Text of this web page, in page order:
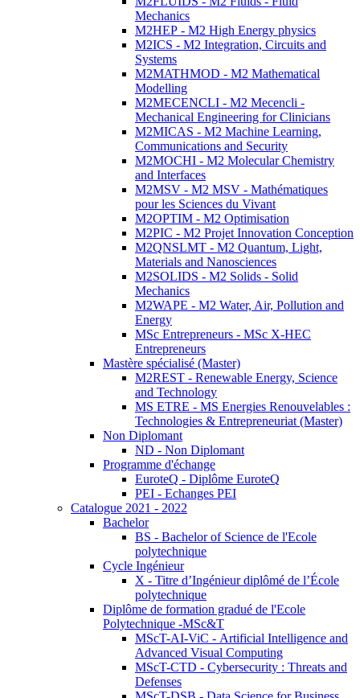
Mechanics
M2HEP - M2 High Energy physics
M2ICS - M2 Integration, Circuits and
Systems
M2MATHMOD - M2 Mathematical
Modelling
M2MECENCLI - M2 Mecencli -
Mechanical Engineering for Clinicians
M2MICAS - M2 Machine Learning,
Communications and Security
M2MOCHI - M2 Molecular Chemistry
and Interfaces
M2MSV - M2 MSV - Mathématiques
pour les Sciences du Vivant
M2OPTIM - M2 Optimisation
M2PIC - M2 Projet Innovation Conception
M2QNSLMT - M2 Quantum, Light,
Materials and Nanosciences
M2SOLIDS - M2 Solids - Solid
Mechanics
M2WAPE - M2 Water, Air, Pollution and
Energy
MSc Entrepreneurs - MSc X-HEC
Entrepreneurs
Mastère spécialisé (Master)
M2REST - Renewable Energy, Science
and Technology
MS ETRE - MS Energies Renouvelables :
Technologies & Entrepreneuriat (Master)
Non Diplomant
ND - Non Diplomant
Programme d'échange
EuroteQ - Diplôme EuroteQ
PEI - Echanges PEI
Catalogue 2021 - 2022
Bachelor
BS - Bachelor of Science de l'Ecole
polytechnique
Cycle Ingénieur
X - Titre d’Ingénieur diplômé de l’École
polytechnique
Diplôme de formation gradué de l'Ecole
Polytechnique -MSc&T
MScT-AI-ViC - Artificial Intelligence and
Advanced Visual Computing
MScT-CTD - Cybersecurity : Threats and
Defenses